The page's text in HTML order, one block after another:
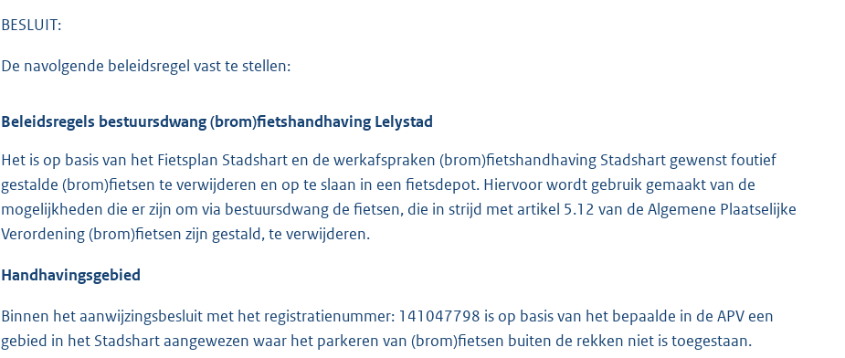
BESLUIT:
De navolgende beleidsregel vast te stellen:
Beleidsregels bestuursdwang (brom)fietshandhaving Lelystad
Het is op basis van het Fietsplan Stadshart en de werkafspraken (brom)fietshandhaving Stadshart gewenst foutief
gestalde (brom)fietsen te verwijderen en op te slaan in een fietsdepot. Hiervoor wordt gebruik gemaakt van de
mogelijkheden die er zijn om via bestuursdwang de fietsen, die in strijd met artikel 5.12 van de Algemene Plaatselijke
Verordening (brom)fietsen zijn gestald, te verwijderen.
Handhavingsgebied
Binnen het aanwijzingsbesluit met het registratienummer: 141047798 is op basis van het bepaalde in de APV een
gebied in het Stadshart aangewezen waar het parkeren van (brom)fietsen buiten de rekken niet is toegestaan.